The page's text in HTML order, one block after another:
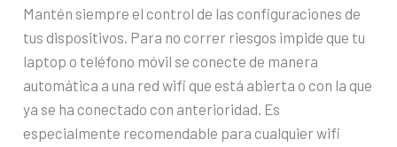
Mantén siempre el control de las configuraciones de
tus dispositivos. Para no correr riesgos impide que tu
laptop o teléfono móvil se conecte de manera
automática a una red wifi que está abierta o con la que
ya se ha conectado con anterioridad. Es
especialmente recomendable para cualquier wifi